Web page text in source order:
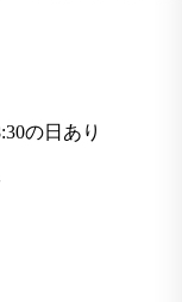
の日あり